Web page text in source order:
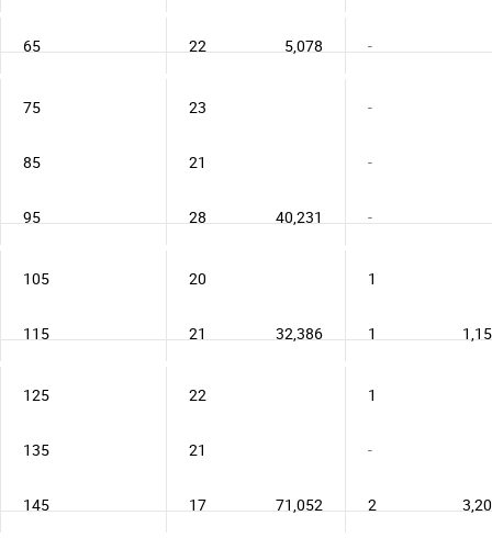
65 22 -
5,078
75 23 -
85 21 -
95 28 -
40,231
105 20 1
115 21 1
32,386
125 22 1
135 21 -
145 17 2
71,052